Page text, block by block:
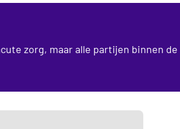
zorg, maar alle partijen binnen de